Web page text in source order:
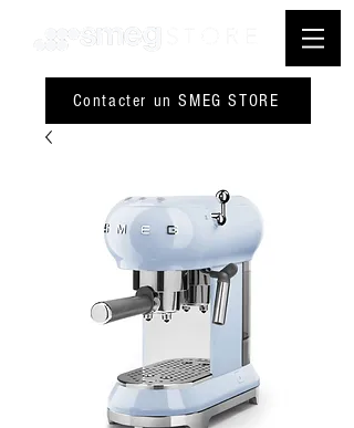
Contacter un SMEG STORE